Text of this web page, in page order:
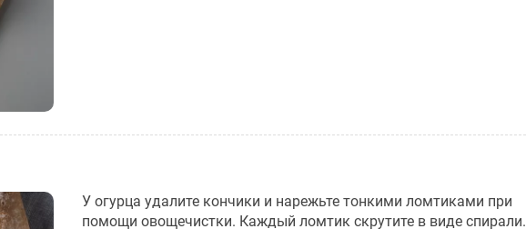
У огурца удалите кончики и нарежьте тонкими ломтиками при
помощи овощечистки. Каждый ломтик скрутите в виде спирали.